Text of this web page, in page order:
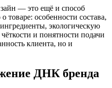
— это ещё и способ
особенности состава,
экологическую
и понятности подачи
клиента, но и
ДНК бренда